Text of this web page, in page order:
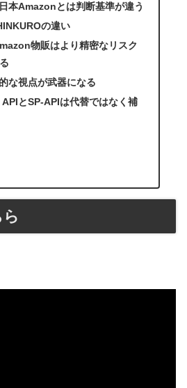
本Amazonとは判断基準が違う
の違い
物販はより精密なリスク
な視点が武器になる
とSP-APIは代替ではなく補